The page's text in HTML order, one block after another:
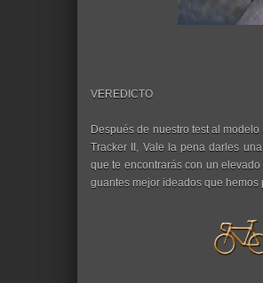
VEREDICTO
Después de nuestro test al
Tracker II, Vale la pena darles
que te encontrarás con un
guantes mejor ideados que